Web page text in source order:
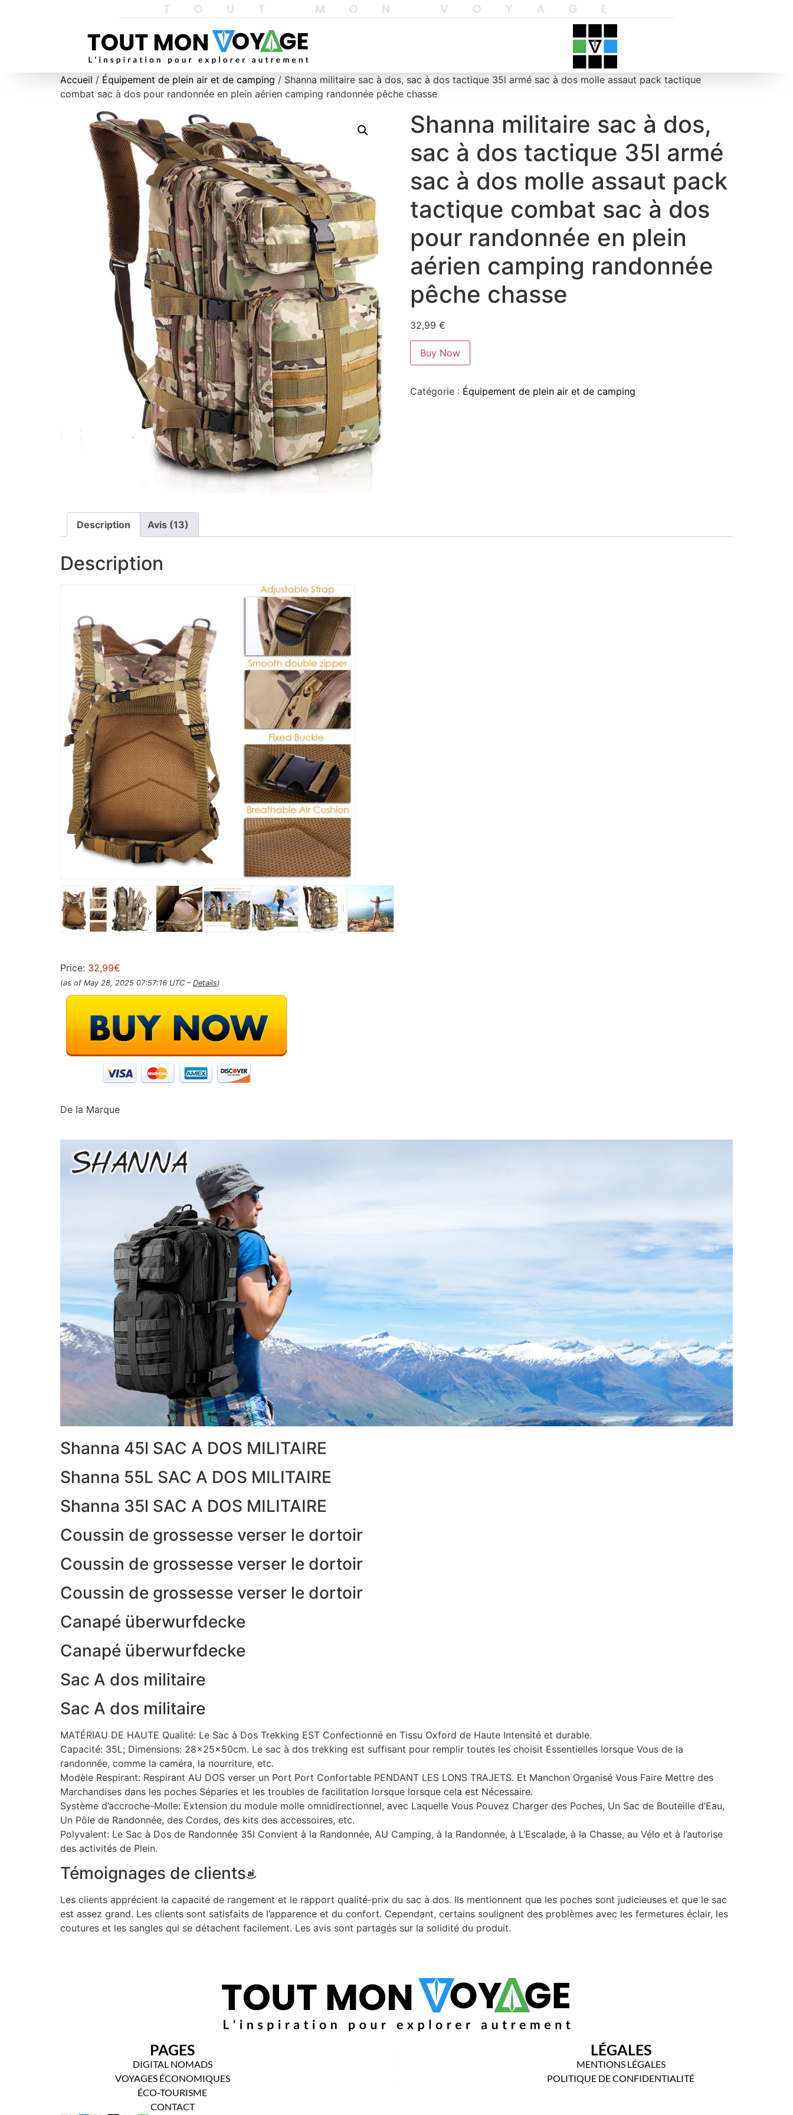
TOUT MON VOYAGE
Accueil / Équipement de plein air et de camping / Shanna militaire sac à dos, sac à dos tactique 35l armé sac à dos molle assaut pack tactique
combat sac à dos pour randonnée en plein aérien camping randonnée pêche chasse
Shanna militaire sac à dos,
sac à dos tactique 35l armé
sac à dos molle assaut pack
tactique combat sac à dos
pour randonnée en plein
aérien camping randonnée
pêche chasse
32,99 €
Buy Now
Catégorie : Équipement de plein air et de camping
Description Avis (13)
Description
Price: 32,99€
(as of May 28, 2025 07:57:16 UTC – Details)
De la Marque
Shanna 45l SAC A DOS MILITAIRE
Shanna 55L SAC A DOS MILITAIRE
Shanna 35l SAC A DOS MILITAIRE
Coussin de grossesse verser le dortoir
Coussin de grossesse verser le dortoir
Coussin de grossesse verser le dortoir
Canapé überwurfdecke
Canapé überwurfdecke
Sac A dos militaire
Sac A dos militaire
MATÉRIAU DE HAUTE Qualité: Le Sac à Dos Trekking EST Confectionné en Tissu Oxford de Haute Intensité et durable.
Capacité: 35L; Dimensions: 28x25x50cm. Le sac à dos trekking est suffisant pour remplir toutes les choisit Essentielles lorsque Vous de la
randonnée, comme la caméra, la nourriture, etc.
Modèle Respirant: Respirant AU DOS verser un Port Port Confortable PENDANT LES LONS TRAJETS. Et Manchon Organisé Vous Faire Mettre des
Marchandises dans les poches Séparies et les troubles de facilitation lorsque lorsque cela est Nécessaire.
Système d’accroche-Molle: Extension du module molle omnidirectionnel, avec Laquelle Vous Pouvez Charger des Poches, Un Sac de Bouteille d’Eau,
Un Pôle de Randonnée, des Cordes, des kits des accessoires, etc.
Polyvalent: Le Sac à Dos de Randonnée 35l Convient à la Randonnée, AU Camping, à la Randonnée, à L’Escalade, à la Chasse, au Vélo et à l’autorise
des activités de Plein.
Témoignages de clients
Les clients apprécient la capacité de rangement et le rapport qualité-prix du sac à dos. Ils mentionnent que les poches sont judicieuses et que le sac
est assez grand. Les clients sont satisfaits de l’apparence et du confort. Cependant, certains soulignent des problèmes avec les fermetures éclair, les
coutures et les sangles qui se détachent facilement. Les avis sont partagés sur la solidité du produit.
PAGES
DIGITAL NOMADS
VOYAGES ÉCONOMIQUES
ÉCO-TOURISME
CONTACT
LÉGALES
MENTIONS LÉGALES
POLITIQUE DE CONFIDENTIALITÉ